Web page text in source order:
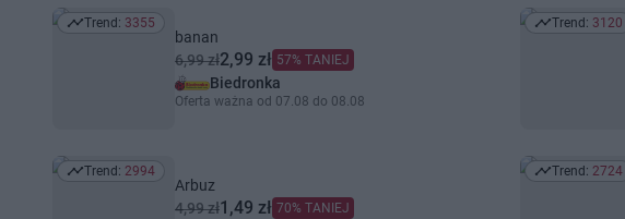
Trend: 3355
Trend: 3355
banan
6,99 zł2,99 zł 57% TANIEJ
Biedronka
Oferta ważna od 07.08 do 08.08
Trend: 3120
Trend: 3120
Trend: 2994
Trend: 2994
Arbuz
4,99 zł1,49 zł 70% TANIEJ
Trend: 2724
Trend: 2724